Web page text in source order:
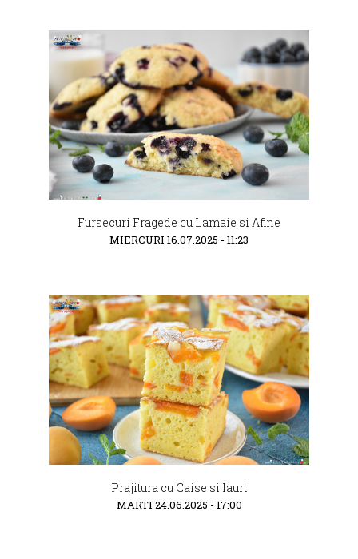
Fursecuri Fragede cu Lamaie si Afine
MIERCURI 16.07.2025 - 11:23
Prajitura cu Caise si Iaurt
MARTI 24.06.2025 - 17:00